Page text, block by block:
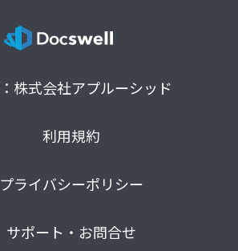
株式会社アプルーシッド
利用規約
プライバシーポリシー
サポート・お問合せ